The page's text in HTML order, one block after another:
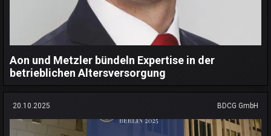
Aon und Metzler bündeln Expertise in der
betrieblichen Altersversorgung
20.10.2025 BDCG GmbH